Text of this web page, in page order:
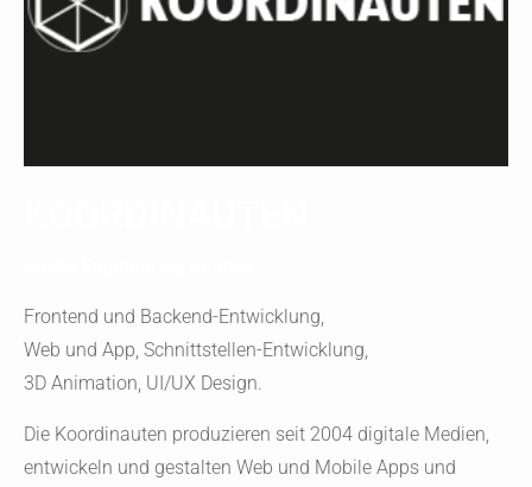
Frontend und Backend-Entwicklung,
Web und App, Schnittstellen-Entwicklung,
3D Animation, UI/UX Design.
Die Koordinauten produzieren seit 2004 digitale Medien,
entwickeln und gestalten Web und Mobile Apps und